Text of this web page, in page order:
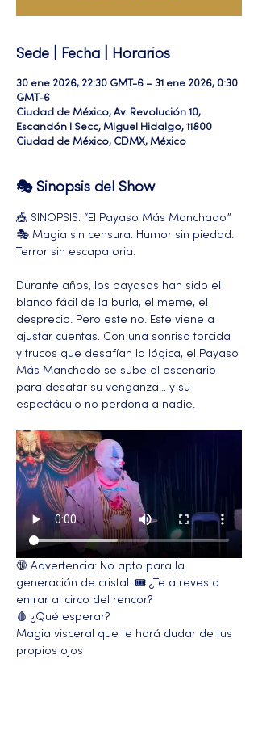
Sede | Fecha | Horarios
30 ene 2026, 22:30 GMT-6 – 31 ene 2026, 0:30
GMT-6
Ciudad de México, Av. Revolución 10,
Escandón I Secc, Miguel Hidalgo, 11800
Ciudad de México, CDMX, México
🎭 Sinopsis del Show
🎪 SINOPSIS: “El Payaso Más Manchado”
🎭 Magia sin censura. Humor sin piedad.
Terror sin escapatoria.
Durante años, los payasos han sido el
blanco fácil de la burla, el meme, el
desprecio. Pero este no. Este viene a
ajustar cuentas. Con una sonrisa torcida
y trucos que desafían la lógica, el Payaso
Más Manchado se sube al escenario
para desatar su venganza… y su
espectáculo no perdona a nadie.
🔞 Advertencia: No apto para la
generación de cristal. 🎟️ ¿Te atreves a
entrar al circo del rencor?
🩸 ¿Qué esperar?
Magia visceral que te hará dudar de tus
propios ojos